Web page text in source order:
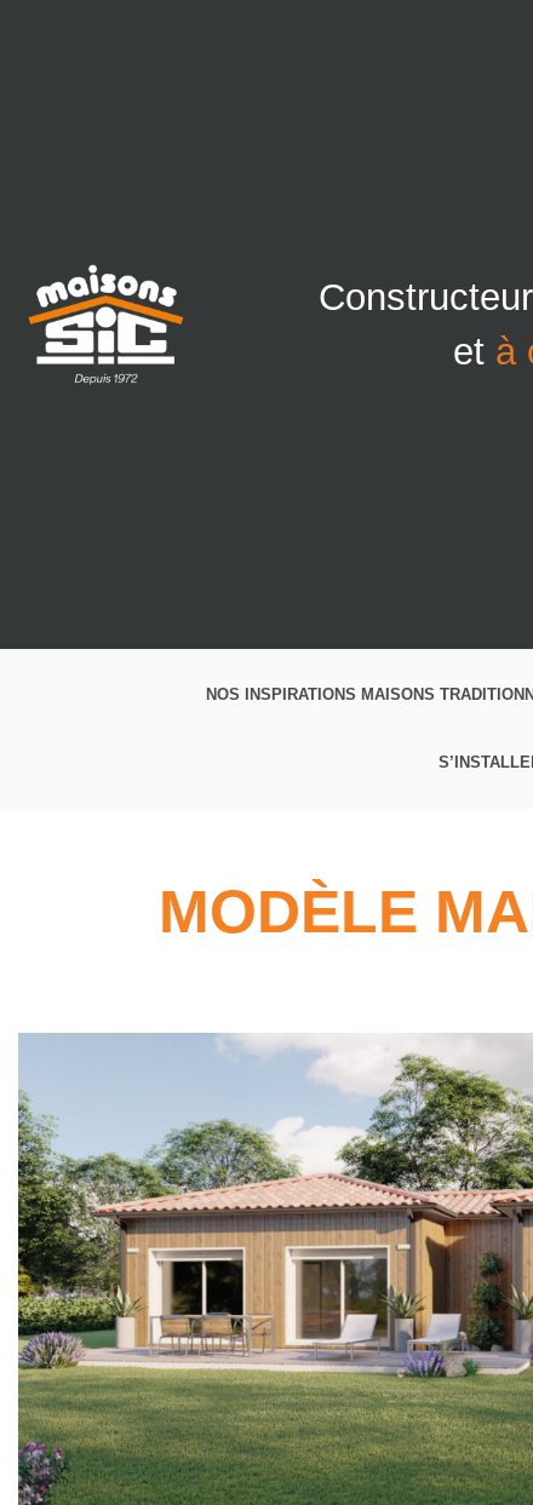
et à
NOS INSPIRATIONS MAISONS
MODÈLE